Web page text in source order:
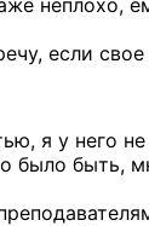
неплохо,
если
я у него
было быть,